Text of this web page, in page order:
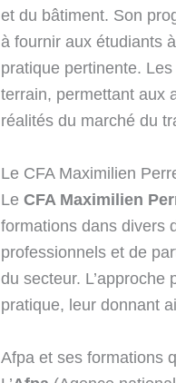
et du bâtiment. Son
à fournir aux étudiants
pratique pertinente.
terrain, permettant aux
réalités du marché du
Le CFA Maximilien
Le CFA Maximilien
formations dans divers
professionnels et de
du secteur.
pratique, leur donnant
Afpa et ses formations